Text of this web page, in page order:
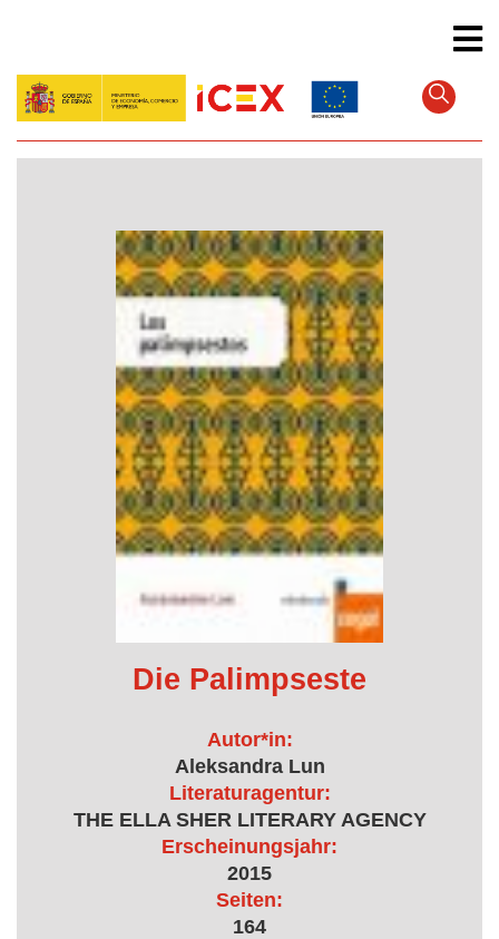
Die Palimpseste
Autor*in:
Aleksandra Lun
Literaturagentur:
THE ELLA SHER LITERARY AGENCY
Erscheinungsjahr:
2015
Seiten:
164